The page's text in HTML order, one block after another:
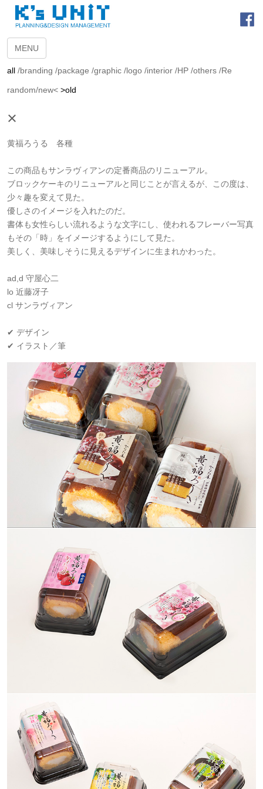
MENU
all /branding /package /graphic /logo /interior /HP /others /Re
random/new< >old
×
黄福ろうる 各種
この商品もサンラヴィアンの定番商品のリニューアル。
ブロックケーキのリニューアルと同じことが言えるが、この度は、
少々趣を変えて見た。
優しさのイメージを入れたのだ。
書体も女性らしい流れるような文字にし、使われるフレーバー写真
もその「時」をイメージするようにして見た。
美しく、美味しそうに見えるデザインに生まれかわった。
ad,d 守屋心二
lo 近藤冴子
cl サンラヴィアン
✔ デザイン
✔ イラスト／筆